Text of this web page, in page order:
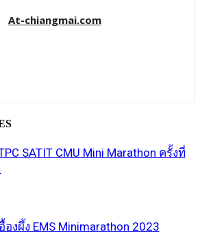
At-chiangmai.com
SATIT CMU Mini Marathon ครั้งที่
องผึ้ง EMS Minimarathon 2023